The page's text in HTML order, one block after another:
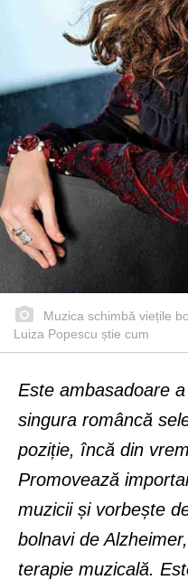
Muzica schimbă viețile
Luiza Popescu știe cum
Este ambasadoare
singura româncă
poziție, încă din
Promovează
muzicii și vorbește
bolnavi de
terapie muzicală.